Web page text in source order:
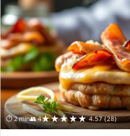
⏱ 2 min👥 4★★★★★ 4.57 (28)